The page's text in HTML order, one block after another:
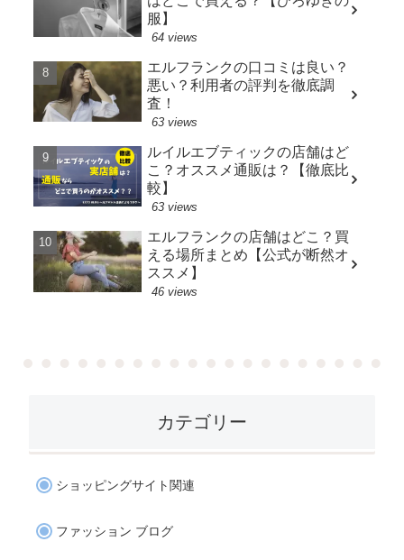
服】
64 views
エルフランクの口コミは良い？
悪い？利用者の評判を徹底調
査！
63 views
ルイルエブティックの店舗はど
こ？オススメ通販は？【徹底比
較】
63 views
エルフランクの店舗はどこ？買
える場所まとめ【公式が断然オ
ススメ】
46 views
カテゴリー
ショッピングサイト関連
ファッション ブログ